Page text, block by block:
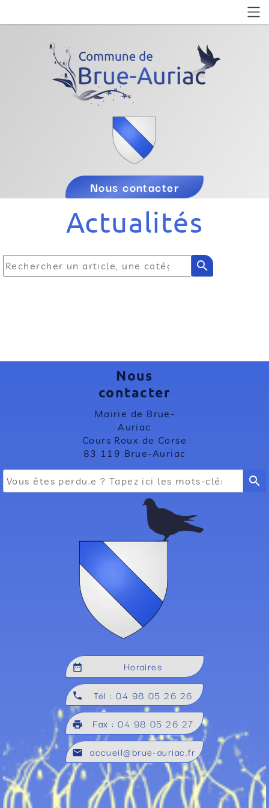
Nous contacter
Actualités
search
Nous
contacter
Mairie de Brue-
Auriac
Cours Roux de Corse
83 119 Brue-Auriac
search
date_range Horaires
local_phone Tél : 04 98 05 26 26
local_printshop Fax : 04 98 05 26 27
mail accueil@brue-auriac.fr